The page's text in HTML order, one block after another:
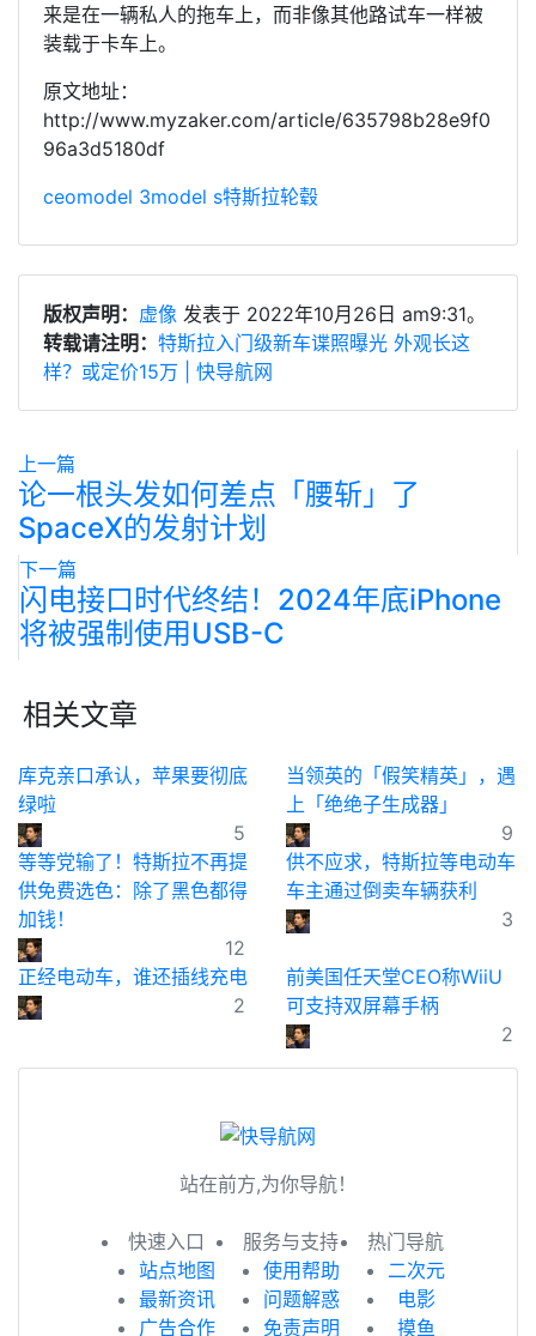
来是在一辆私人的拖车上，而非像其他路试车一样被
装载于卡车上。
原文地址：
http://www.myzaker.com/article/635798b28e9f0
96a3d5180df
ceomodel 3model s特斯拉轮毂
版权声明： 虚像 发表于 2022年10月26日 am9:31。
转载请注明： 特斯拉入门级新车谍照曝光 外观长这
样？或定价15万 | 快导航网
上一篇
论一根头发如何差点「腰斩」了
SpaceX的发射计划
下一篇
闪电接口时代终结！2024年底iPhone
将被强制使用USB-C
相关文章
库克亲口承认，苹果要彻底
绿啦
5
当领英的「假笑精英」，遇
上「绝绝子生成器」
9
等等党输了！特斯拉不再提
供免费选色：除了黑色都得
加钱！
12
供不应求，特斯拉等电动车
车主通过倒卖车辆获利
3
正经电动车，谁还插线充电
2
前美国任天堂CEO称WiiU
可支持双屏幕手柄
2
站在前方,为你导航！
快速入口
站点地图
最新资讯
广告合作
服务与支持
使用帮助
问题解惑
免责声明
热门导航
二次元
电影
摸鱼